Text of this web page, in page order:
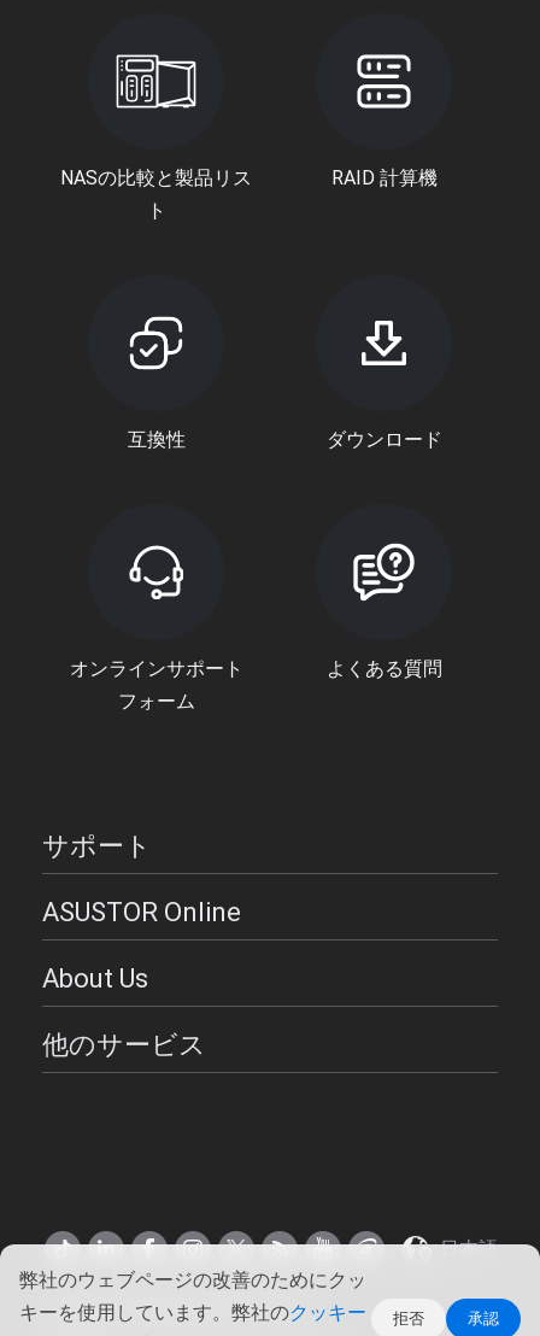
弊社のウェブページの改善のためにクッ
キーを使用しています。弊社のクッキー
拒否 承認
NASの比較と製品リス
ト
RAID 計算機
互換性 ダウンロード
オンラインサポート
フォーム
よくある質問
サポート
ASUSTOR Online
About Us
他のサービス
日本語
Copyright ©2026 ASUSTOR Inc.